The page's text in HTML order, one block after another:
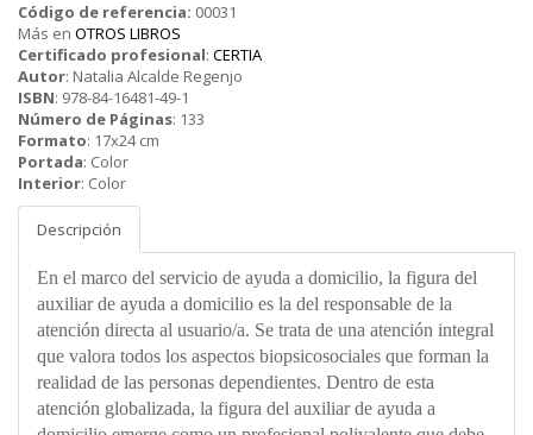
Código de referencia: 00031
Más en OTROS LIBROS
Certificado profesional: CERTIA
Autor: Natalia Alcalde Regenjo
ISBN: 978-84-16481-49-1
Número de Páginas: 133
Formato: 17x24 cm
Portada: Color
Interior: Color
Descripción
En el marco del servicio de ayuda a domicilio, la figura del
auxiliar de ayuda a domicilio es la del responsable de la
atención directa al usuario/a. Se trata de una atención integral
que valora todos los aspectos biopsicosociales que forman la
realidad de las personas dependientes. Dentro de esta
atención globalizada, la figura del auxiliar de ayuda a